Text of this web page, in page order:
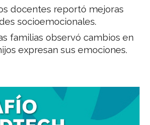
docentes reportó mejoras
socioemocionales.
familias observó cambios en
expresan sus emociones.